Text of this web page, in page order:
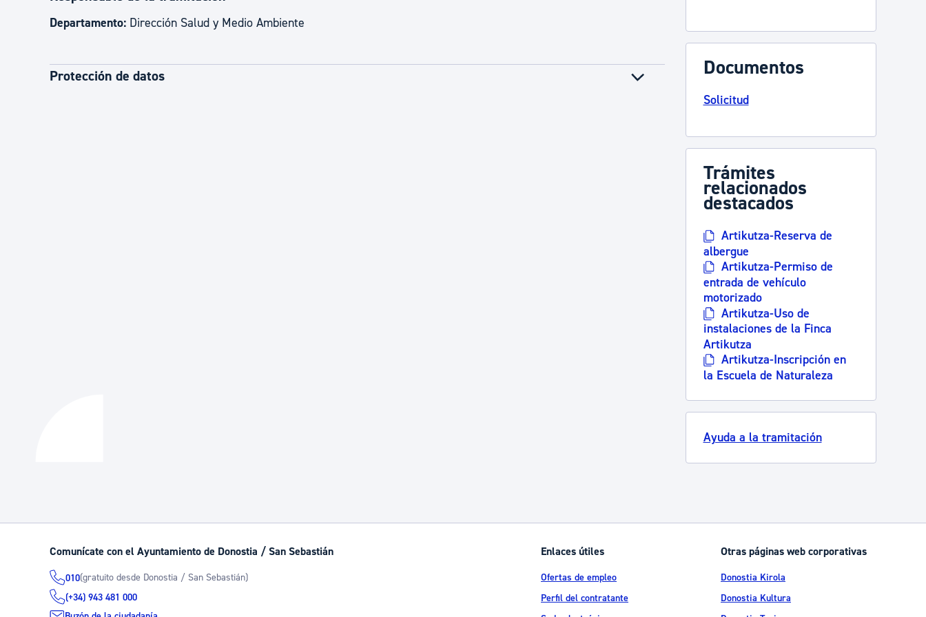
Departamento: Dirección Salud y Medio Ambiente
Protección de datos Documentos
Solicitud
Trámites
relacionados
destacados
Artikutza-Reserva de
albergue
Artikutza-Permiso de
entrada de vehículo
motorizado
Artikutza-Uso de
instalaciones de la Finca
Artikutza
Artikutza-Inscripción en
la Escuela de Naturaleza
Ayuda a la tramitación
Comunícate con el Ayuntamiento de Donostia / San Sebastián
010(gratuito desde Donostia / San Sebastián)
(+34) 943 481 000
Enlaces útiles
Ofertas de empleo
Perfil del contratante
Otras páginas web corporativas
Donostia Kirola
Donostia Kultura